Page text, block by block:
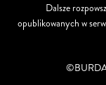
Dalsze
opublikowanych w